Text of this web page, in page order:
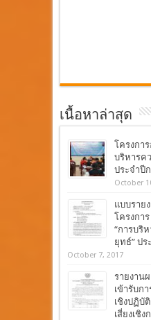
เนื้อหาล่าสุด
โครงกา
บริหารค
ประจำปี
October
แบบราย
โครงกา
“การบริ
ยุทธ์” ป
October 7, 2017
รายงาน
เข้ารับก
เชิงปฏิบั
เสี่ยงเชิ